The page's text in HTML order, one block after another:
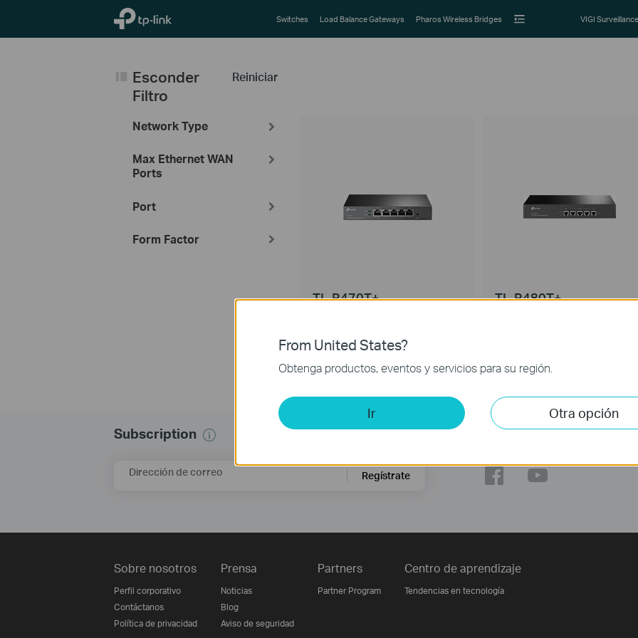
TP-Link, Reliably Smart Switches Load Balance Gateways Pharos Wireless Bridges VIGI Surveillance
Reiniciar
Esconder
Filtro
Network Type
Max Ethernet WAN
Ports
Port
Form Factor
TL-R470T+ TL-R480T+
Subscription
Dirección de correo Regístrate
Síguenos
Sobre nosotros
Perfil corporativo
Contáctanos
Política de privacidad
Prensa
Noticias
Blog
Aviso de seguridad
Partners
Partner Program
Centro de aprendizaje
Tendencias en tecnología
From United States?
Obtenga productos, eventos y servicios para su región.
Ir Otra opción